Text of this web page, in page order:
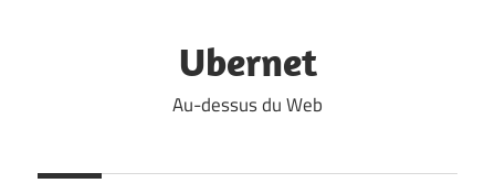
Ubernet
Au-dessus du Web